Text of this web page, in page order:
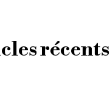
récents